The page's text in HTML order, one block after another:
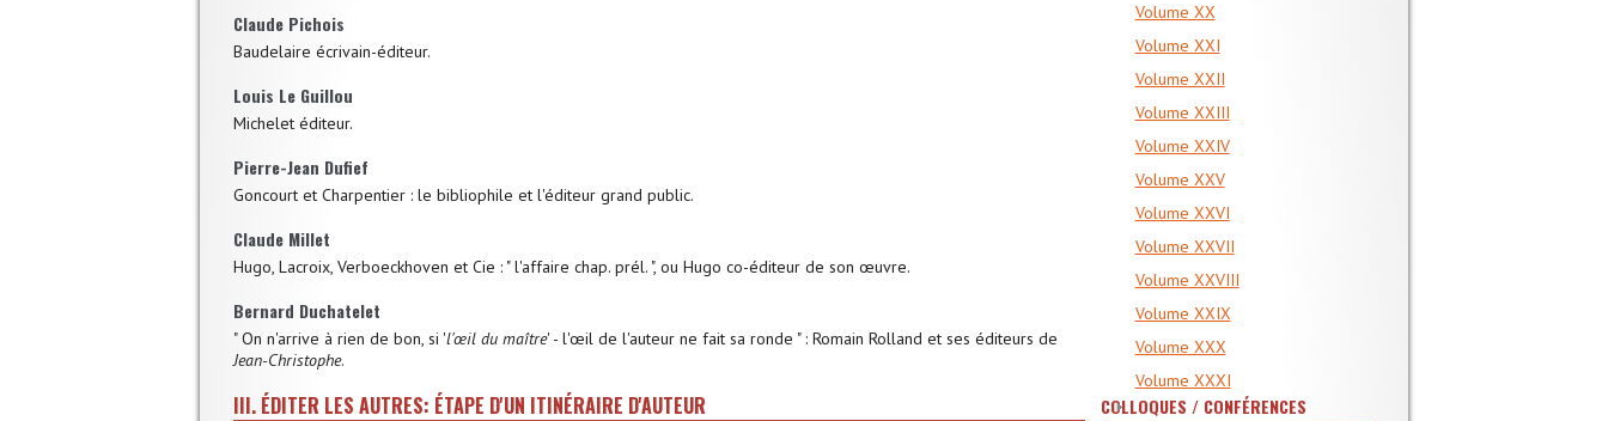
Claude Pichois
Baudelaire écrivain-éditeur.
Louis Le Guillou
Michelet éditeur.
Pierre-Jean Dufief
Goncourt et Charpentier : le bibliophile et l'éditeur grand public.
Claude Millet
Hugo, Lacroix, Verboeckhoven et Cie : " l'affaire chap. prél. ", ou Hugo co-éditeur de son œuvre.
Bernard Duchatelet
" On n'arrive à rien de bon, si 'l'œil du maître' - l'œil de l'auteur ne fait sa ronde " : Romain Rolland et ses éditeurs de
Jean-Christophe.
III. ÉDITER LES AUTRES: ÉTAPE D'UN ITINÉRAIRE D'AUTEUR
Volume XX
Volume XXI
Volume XXII
Volume XXIII
Volume XXIV
Volume XXV
Volume XXVI
Volume XXVII
Volume XXVIII
Volume XXIX
Volume XXX
Volume XXXI
COLLOQUES / CONFÉRENCES